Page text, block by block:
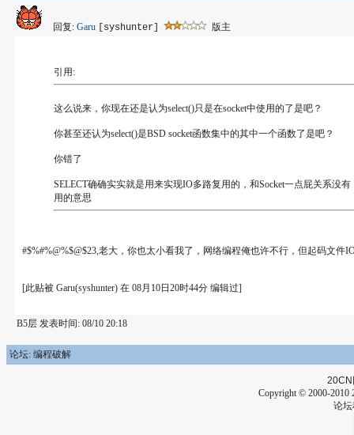
回复: Garu [syshunter] 版主
引用:
这么说来，你现在还是认为select()只是在socket中使用的了是吧？
你甚至还认为select()是BSD socket函数集中的其中一个函数了是吧？
你错了
SELECT确确实实就是用来实现IO多路复用的，和Socket一点屁关系没
用的意思
#$%#%@%$@$23,老大，你也太小看我了，网络编程俺也许不行，但起码文
[此贴被 Garu(syshunter) 在 08月10日20时44分 编辑过]
B5层 发表时间: 08/10 20:18
论坛: 编程破解
20CN
Copyright © 2000-2010
论